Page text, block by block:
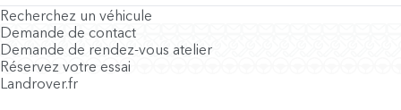
Recherchez un véhicule
Demande de contact
Demande de rendez-vous atelier
Réservez votre essai
Landrover.fr